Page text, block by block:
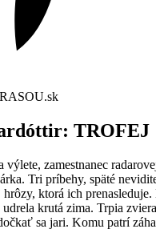
: TROFEJ
zamestnanec
Tri príbehy, späté
ktorá ich prenasleduje.
krutá zima. Trpia
sa jari. Komu patrí